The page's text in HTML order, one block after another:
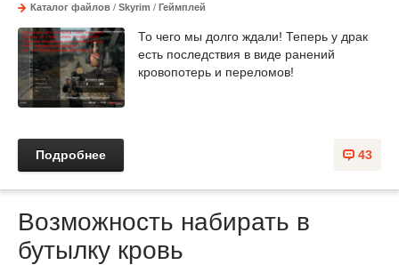
Каталог файлов / Skyrim / Геймплей
То чего мы долго ждали! Теперь у драк
есть последствия в виде ранений
кровопотерь и переломов!
43
Подробнее
Возможность набирать в
бутылку кровь